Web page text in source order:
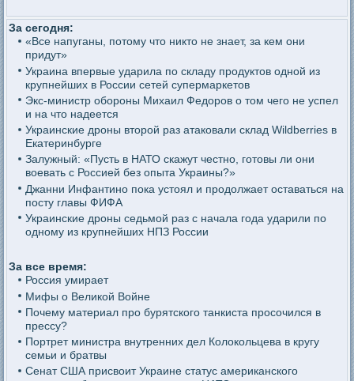
За сегодня:
«Все напуганы, потому что никто не знает, за кем они
придут»
Украина впервые ударила по складу продуктов одной из
крупнейших в России сетей супермаркетов
Экс-министр обороны Михаил Федоров о том чего не успел
и на что надеется
Украинские дроны второй раз атаковали склад Wildberries в
Екатеринбурге
Залужный: «Пусть в НАТО скажут честно, готовы ли они
воевать с Россией без опыта Украины?»
Джанни Инфантино пока устоял и продолжает оставаться на
посту главы ФИФА
Украинские дроны седьмой раз с начала года ударили по
одному из крупнейших НПЗ России
За все время:
Россия умирает
Мифы о Великой Войне
Почему материал про бурятского танкиста просочился в
прессу?
Портрет министра внутренних дел Колокольцева в кругу
семьи и братвы
Сенат США присвоит Украине статус американского